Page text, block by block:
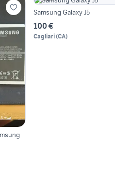
Samsung Galaxy J5
100 €
Cagliari(CA)